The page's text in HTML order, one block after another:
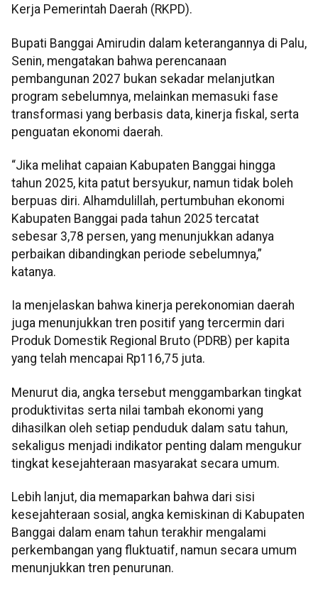
Kerja Pemerintah Daerah (RKPD).
Bupati Banggai Amirudin dalam keterangannya di Palu,
Senin, mengatakan bahwa perencanaan
pembangunan 2027 bukan sekadar melanjutkan
program sebelumnya, melainkan memasuki fase
transformasi yang berbasis data, kinerja fiskal, serta
penguatan ekonomi daerah.
“Jika melihat capaian Kabupaten Banggai hingga
tahun 2025, kita patut bersyukur, namun tidak boleh
berpuas diri. Alhamdulillah, pertumbuhan ekonomi
Kabupaten Banggai pada tahun 2025 tercatat
sebesar 3,78 persen, yang menunjukkan adanya
perbaikan dibandingkan periode sebelumnya,”
katanya.
Ia menjelaskan bahwa kinerja perekonomian daerah
juga menunjukkan tren positif yang tercermin dari
Produk Domestik Regional Bruto (PDRB) per kapita
yang telah mencapai Rp116,75 juta.
Menurut dia, angka tersebut menggambarkan tingkat
produktivitas serta nilai tambah ekonomi yang
dihasilkan oleh setiap penduduk dalam satu tahun,
sekaligus menjadi indikator penting dalam mengukur
tingkat kesejahteraan masyarakat secara umum.
Lebih lanjut, dia memaparkan bahwa dari sisi
kesejahteraan sosial, angka kemiskinan di Kabupaten
Banggai dalam enam tahun terakhir mengalami
perkembangan yang fluktuatif, namun secara umum
menunjukkan tren penurunan.